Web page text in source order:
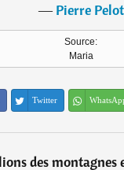
―Pierre Pelot
Source:
Maria
Twitter
des montagnes